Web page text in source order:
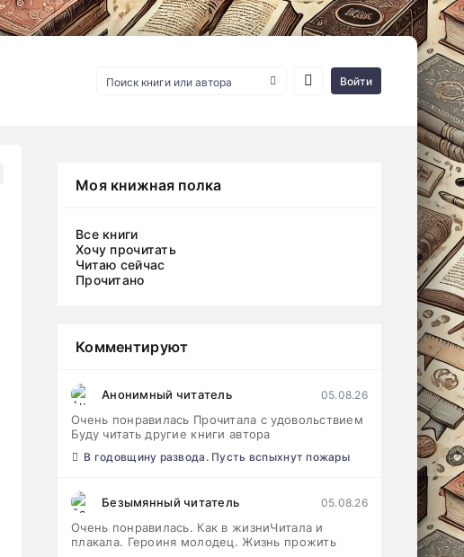
Войти
Моя книжная полка
Все книги
Хочу прочитать
Читаю сейчас
Прочитано
Комментируют
Анонимный читатель 05.08.26
Очень понравилась Прочитала с удовольствием
Буду читать другие книги автора
В годовщину развода. Пусть вспыхнут пожары
Безымянный читатель 05.08.26
Очень понравилась. Как в жизниЧитала и
плакала. Героиня молодец. Жизнь прожить